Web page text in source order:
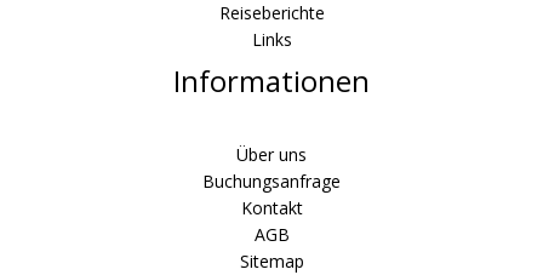
Reiseberichte
Links
Informationen
Über uns
Buchungsanfrage
Kontakt
AGB
Sitemap